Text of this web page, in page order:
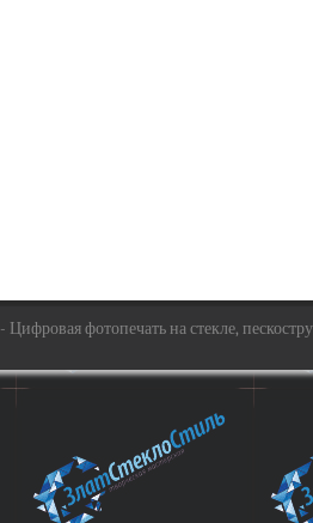
- Цифровая фотопечать на стекле,